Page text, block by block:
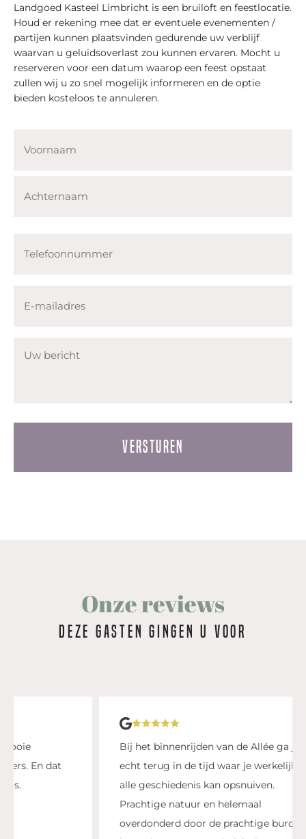
Landgoed Kasteel Limbricht is een bruiloft en feestlocatie.
Houd er rekening mee dat er eventuele evenementen /
partijen kunnen plaatsvinden gedurende uw verblijf
waarvan u geluidsoverlast zou kunnen ervaren. Mocht u
reserveren voor een datum waarop een feest opstaat
zullen wij u zo snel mogelijk informeren en de optie
bieden kosteloos te annuleren.
mailadres
bericht
Onze reviews
Deze gasten gingen u voor
dat
Bij het binnenrijden van de Allée ga je
echt terug in de tijd waar je werkelijk
alle geschiedenis kan opsnuiven.
Prachtige natuur en helemaal
overdonderd door de prachtige burcht,